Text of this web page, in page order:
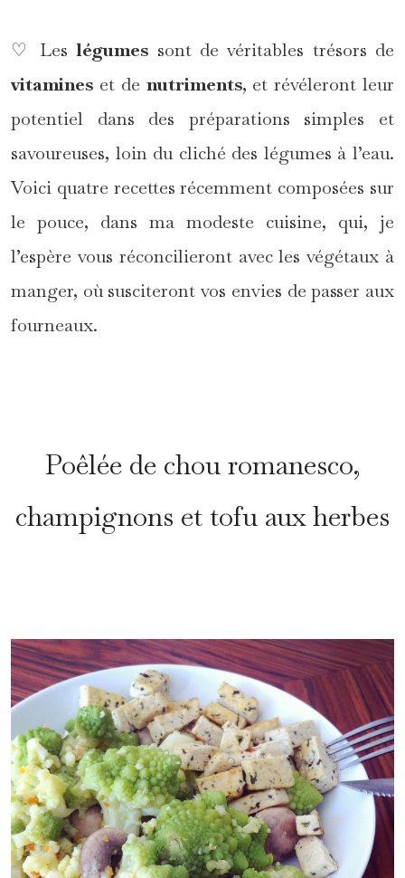
♡ Leslégumes sont de véritables trésors de
vitamines et de nutriments, et révéleront leur
potentiel dans des préparations simples et
savoureuses, loin du cliché des légumes à l’eau.
Voici quatre recettes récemment composées sur
le pouce, dans ma modeste cuisine, qui, je
l’espère vous réconcilieront avec les végétaux à
manger, où susciteront vos envies de passer aux
fourneaux.
Poêlée de chou romanesco,
champignons et tofu aux herbes